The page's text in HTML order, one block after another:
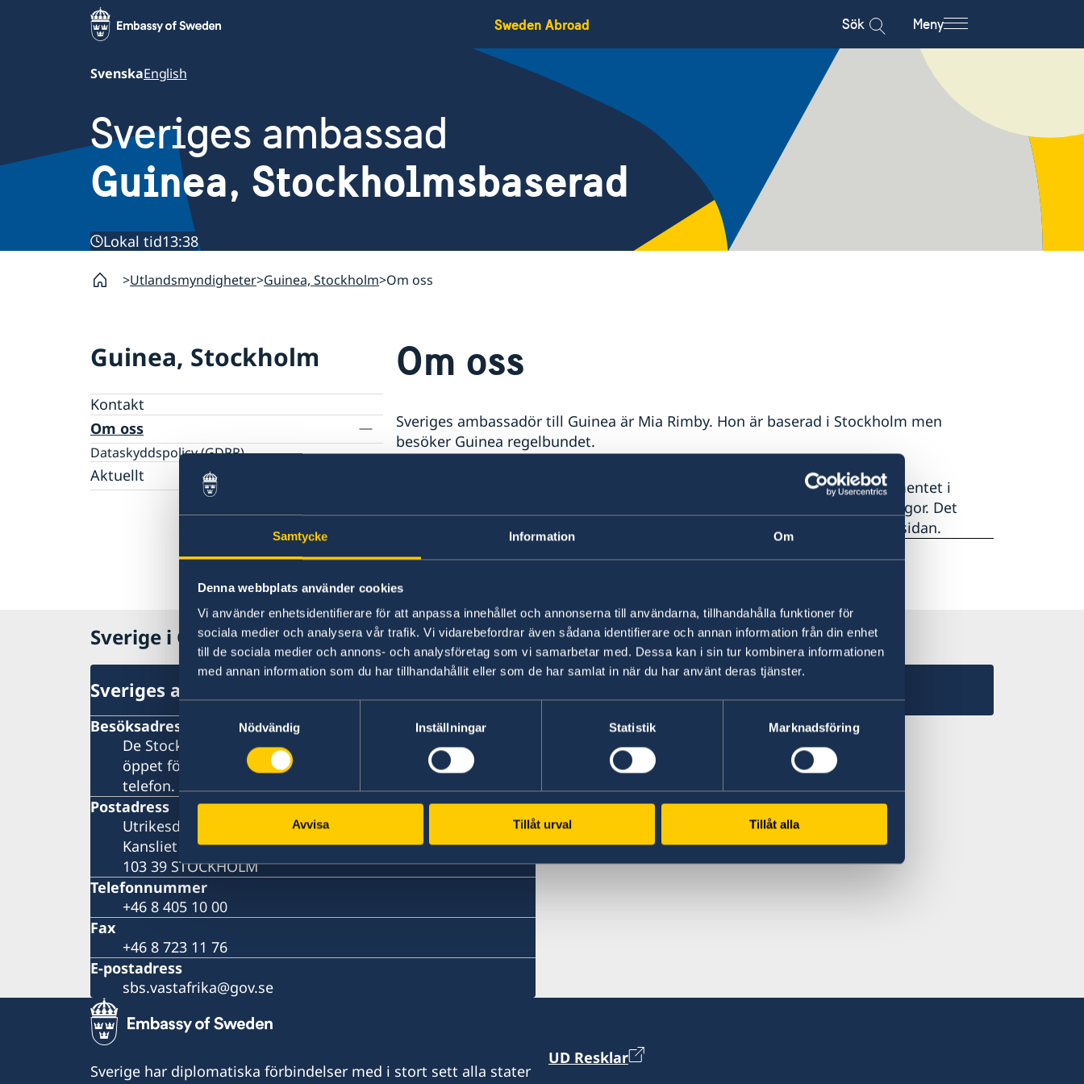
Samtycke Information Om
Denna webbplats använder cookies
Vi använder enhetsidentifierare för att anpassa innehållet och annonserna till användarna, tillhandahålla funktioner för
sociala medier och analysera vår trafik. Vi vidarebefordrar även sådana identifierare och annan information från din enhet
till de sociala medier och annons- och analysföretag som vi samarbetar med. Dessa kan i sin tur kombinera informationen
med annan information som du har tillhandahållit eller som de har samlat in när du har använt deras tjänster.
Nödvändig
Inställningar Statistik Marknadsföring
Avvisa Tillåt urval Tillåt alla
Sweden Abroad Sök Meny
SvenskaEnglish
Sveriges ambassad
Guinea, Stockholmsbaserad
Lokal tid13:38
Utlandsmyndigheter Guinea, Stockholm Om oss
Guinea, Stockholm
Kontakt
Om oss
Dataskyddspolicy (GDPR)
Aktuellt
Om oss
Sveriges ambassadör till Guinea är Mia Rimby. Hon är baserad i Stockholm men
besöker Guinea regelbundet.
Kansliet för stöd till mindre utlandsmyndigheter (KSU) på utrikesdepartementet i
Stockholm stödjer med beredning av ärenden och handläggning av sakfrågor. Det
finns ett honorärkonsulat i Conakry, se kontaktinformation längre ner på sidan.
Sverige i Guinea
Sveriges ambassad (Stockholmsbaserad)
Besöksadress
De Stockholmsbaserade utlandsmyndigheterna har inte
öppet för besökare. Vänligen kontakta oss via epost eller
telefon.
Postadress
Utrikesdepartementet
Kansliet för stöd till mindre utlandsmyndigheter (UD KSU)
103 39 STOCKHOLM
Telefonnummer
+46 8 405 10 00
Fax
+46 8 723 11 76
E-postadress
sbs.vastafrika@gov.se
Sverige har diplomatiska förbindelser med i stort sett alla stater
UD Resklar